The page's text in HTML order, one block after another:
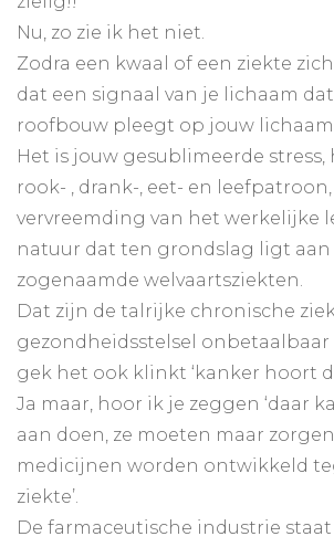
Nu, zo zie ik het niet.
Zodra een kwaal of een ziekte
dat een signaal van je lichaam
roofbouw pleegt op jouw
Het is jouw gesublimeerde stress,
rook- , drank-, eet- en
vervreemding van het werkelijke
natuur dat ten grondslag ligt aan
zogenaamde welvaartsziekten.
Dat zijn de talrijke chronische
gezondheidsstelsel
gek het ook klinkt ‘kanker hoort
Ja maar, hoor ik je zeggen ‘daar
aan doen, ze moeten maar
medicijnen worden ontwikkeld
ziekte’.
De farmaceutische industrie